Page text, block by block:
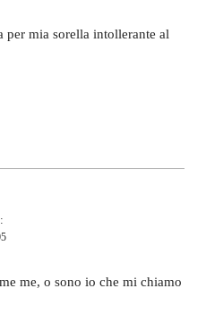
per mia sorella intollerante al
me, o sono io che mi chiamo